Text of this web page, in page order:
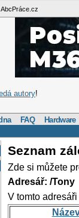
AbcPráce.cz
autory!
FAQ Hardware
Seznam
Zde si můžete
Adresář: /Tony
V tomto